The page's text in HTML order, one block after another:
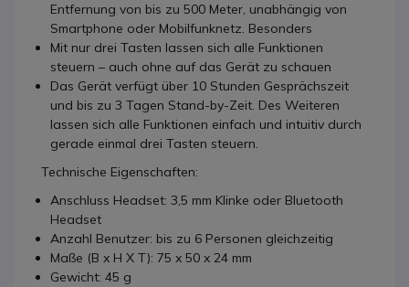
Entfernung von bis zu 500 Meter, unabhängig von
Smartphone oder Mobilfunknetz. Besonders
Mit nur drei Tasten lassen sich alle Funktionen
steuern – auch ohne auf das Gerät zu schauen
Das Gerät verfügt über 10 Stunden Gesprächszeit
und bis zu 3 Tagen Stand-by-Zeit. Des Weiteren
lassen sich alle Funktionen einfach und intuitiv durch
gerade einmal drei Tasten steuern.
Technische Eigenschaften:
Anschluss Headset: 3,5 mm Klinke oder Bluetooth
Headset
Anzahl Benutzer: bis zu 6 Personen gleichzeitig
Maße (B x H X T): 75 x 50 x 24 mm
Gewicht: 45 g